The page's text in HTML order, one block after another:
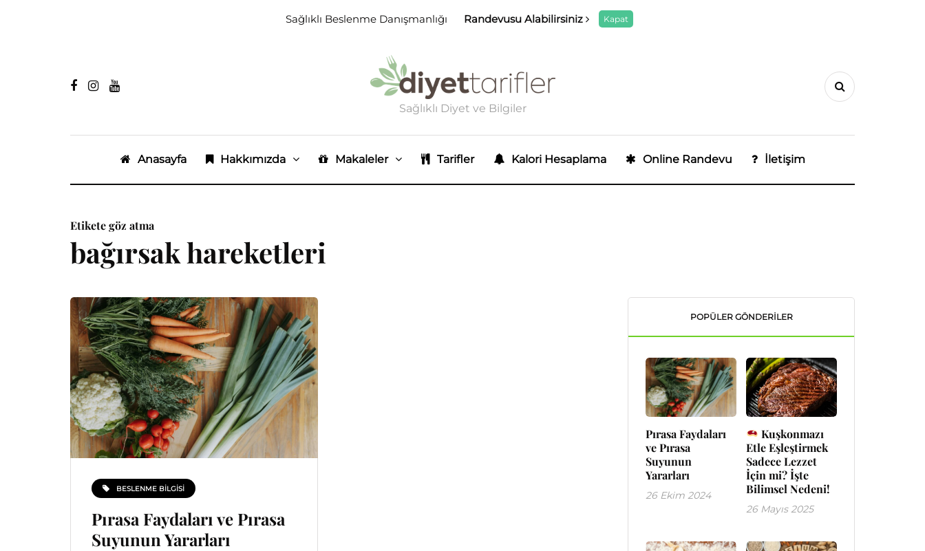
Sağlıklı Beslenme Danışmanlığı Randevusu Alabilirsiniz Kapat
Sağlıklı Diyet ve Bilgiler
Anasayfa Hakkımızda Makaleler Tarifler Kalori Hesaplama Online Randevu İletişim
Etikete göz atma
bağırsak hareketleri
BESLENME BILGISI
Pırasa Faydaları ve Pırasa
Suyunun Yararları
POPÜLER GÖNDERILER
Pırasa Faydaları
ve Pırasa
Suyunun
Yararları
26 Ekim 2024
Kuşkonmazı
Etle Eşleştirmek
Sadece Lezzet
İçin mi? İşte
Bilimsel Nedeni!
26 Mayıs 2025